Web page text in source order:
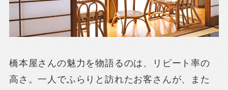
橋本屋さんの魅力を物語るのは、リピート率の
高さ。一人でふらりと訪れたお客さんが、また